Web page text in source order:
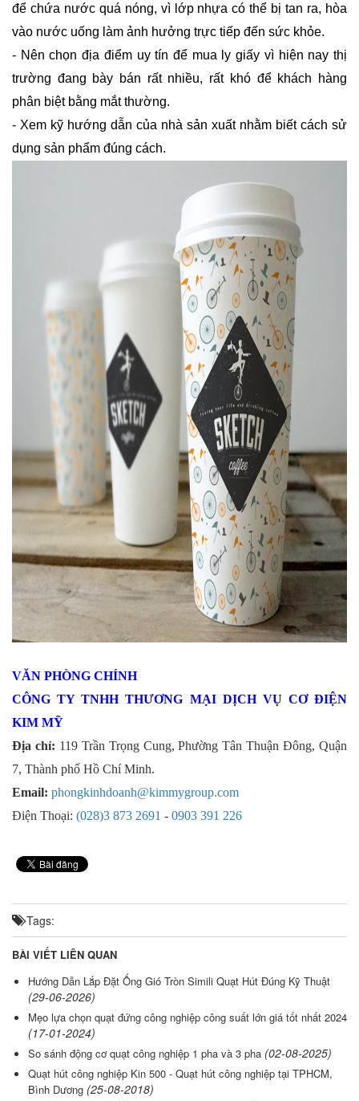
để chứa nước quá nóng, vì lớp nhựa có thể bị tan ra, hòa
vào nước uống làm ảnh hưởng trực tiếp đến sức khỏe.
- Nên chọn địa điểm uy tín để mua ly giấy vì hiện nay thị
trường đang bày bán rất nhiều, rất khó để khách hàng
phân biệt bằng mắt thường.
- Xem kỹ hướng dẫn của nhà sản xuất nhằm biết cách sử
dụng sản phẩm đúng cách.
VĂN PHÒNG CHÍNH
CÔNG TY TNHH THƯƠNG MẠI DỊCH VỤ CƠ ĐIỆN
KIM MỸ
Địa chỉ: 119 Trần Trọng Cung, Phường Tân Thuận Đông, Quận
7, Thành phố Hồ Chí Minh.
Email: phongkinhdoanh@kimmygroup.com
Điện Thoại: (028)3 873 2691 - 0903 391 226
Tags:
BÀI VIẾT LIÊN QUAN
Hướng Dẫn Lắp Đặt Ống Gió Tròn Simili Quạt Hút Đúng Kỹ Thuật
(29-06-2026)
Mẹo lựa chọn quạt đứng công nghiệp công suất lớn giá tốt nhất 2024
(17-01-2024)
So sánh động cơ quạt công nghiệp 1 pha và 3 pha (02-08-2025)
Quạt hút công nghiệp Kin 500 - Quạt hút công nghiệp tại TPHCM,
Bình Dương (25-08-2018)